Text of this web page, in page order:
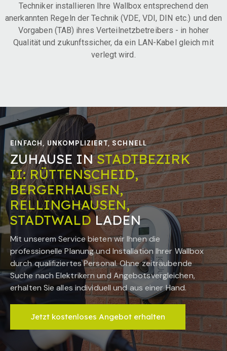
Techniker installieren Ihre Wallbox entsprechend den
anerkannten Regeln der Technik (VDE, VDI, DIN etc.) und den
Vorgaben (TAB) ihres Verteilnetzbetreibers - in hoher
Qualität und zukunftssicher, da ein LAN-Kabel gleich mit
verlegt wird.
EINFACH, UNKOMPLIZIERT, SCHNELL
ZUHAUSE INSTADTBEZIRK
II: RÜTTENSCHEID,
BERGERHAUSEN,
RELLINGHAUSEN,
STADTWALD LADEN
Mit unserem Service bieten wir Ihnen die
professionelle Planung und Installation Ihrer Wallbox
durch qualifiziertes Personal. Ohne zeitraubende
Suche nach Elektrikern und Angebotsvergleichen,
erhalten Sie alles individuell und aus einer Hand.
Jetzt kostenloses Angebot erhalten